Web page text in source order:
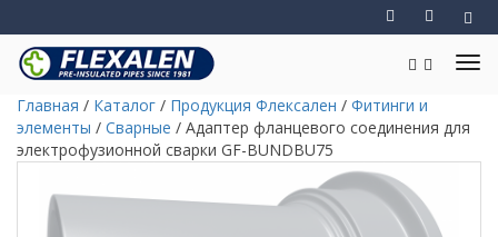
Главная / Каталог / Продукция Флексален / Фитинги и
элементы / Сварные / Адаптер фланцевого соединения для
электрофузионной сварки GF-BUNDBU75